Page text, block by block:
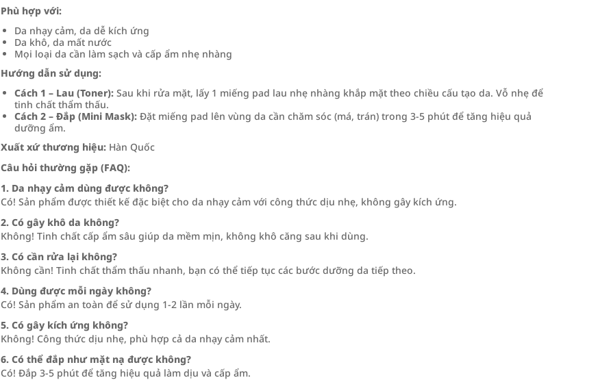
Phù hợp với:
Da nhạy cảm, da dễ kích ứng
Da khô, da mất nước
Mọi loại da cần làm sạch và cấp ẩm nhẹ nhàng
Hướng dẫn sử dụng:
Cách 1 – Lau (Toner): Sau khi rửa mặt, lấy 1 miếng pad lau nhẹ nhàng khắp mặt theo chiều cấu tạo da. Vỗ nhẹ để
tinh chất thẩm thấu.
Cách 2 – Đắp (Mini Mask): Đặt miếng pad lên vùng da cần chăm sóc (má, trán) trong 3-5 phút để tăng hiệu quả
dưỡng ẩm.
Xuất xứ thương hiệu: Hàn Quốc
Câu hỏi thường gặp (FAQ):
1. Da nhạy cảm dùng được không?
Có! Sản phẩm được thiết kế đặc biệt cho da nhạy cảm với công thức dịu nhẹ, không gây kích ứng.
2. Có gây khô da không?
Không! Tinh chất cấp ẩm sâu giúp da mềm mịn, không khô căng sau khi dùng.
3. Có cần rửa lại không?
Không cần! Tinh chất thẩm thấu nhanh, bạn có thể tiếp tục các bước dưỡng da tiếp theo.
4. Dùng được mỗi ngày không?
Có! Sản phẩm an toàn để sử dụng 1-2 lần mỗi ngày.
5. Có gây kích ứng không?
Không! Công thức dịu nhẹ, phù hợp cả da nhạy cảm nhất.
6. Có thể đắp như mặt nạ được không?
Có! Đắp 3-5 phút để tăng hiệu quả làm dịu và cấp ẩm.